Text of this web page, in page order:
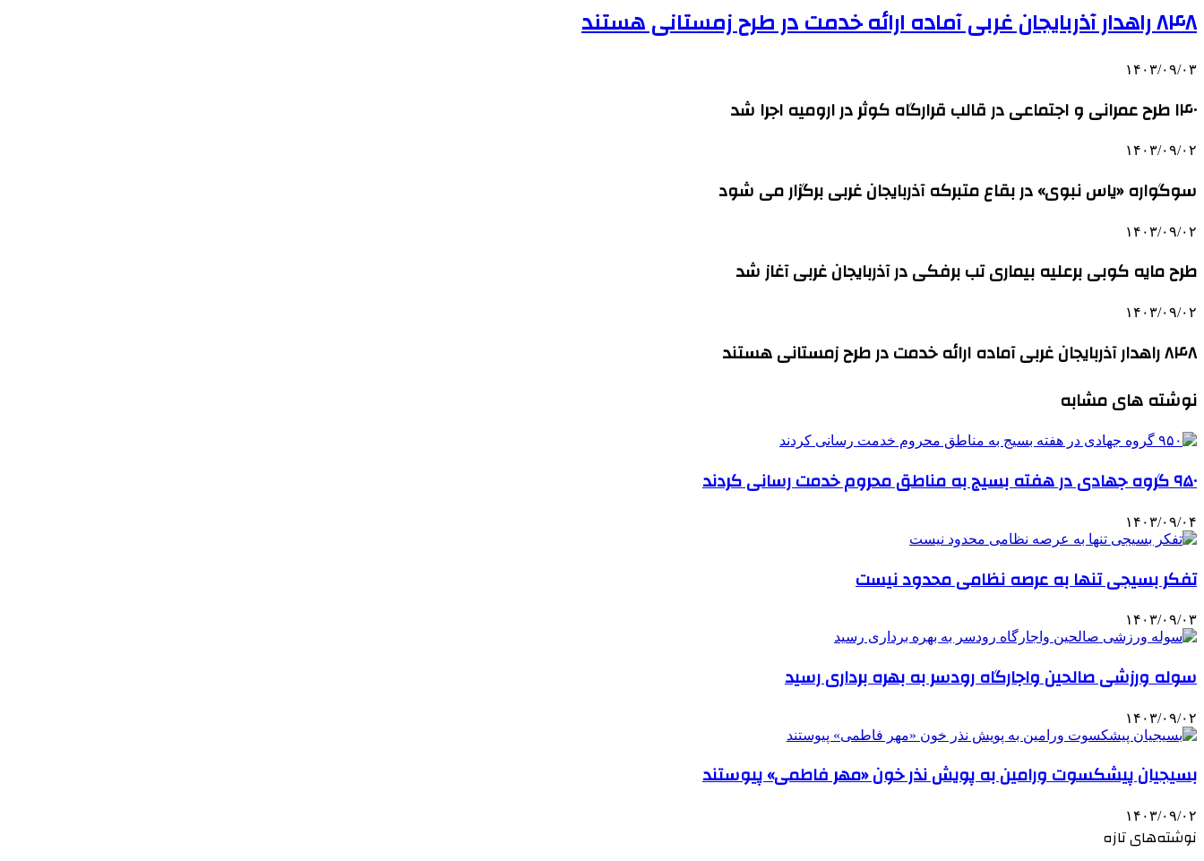
۸۴۸ راهدار آذربایجان غربی آماده ارائه خدمت در طرح زمستانی هستند
۱۴۰۳/۰۹/۰۳
۱۴۰ طرح عمرانی و اجتماعی در قالب قرارگاه کوثر در ارومیه اجرا شد
۱۴۰۳/۰۹/۰۲
سوگواره «یاس نبوی» در بقاع متبرکه آذربایجان‌ غربی برگزار می شود
۱۴۰۳/۰۹/۰۲
طرح مایه کوبی برعلیه بیماری تب برفکی در آذربایجان غربی آغاز شد
۱۴۰۳/۰۹/۰۲
۸۴۸ راهدار آذربایجان غربی آماده ارائه خدمت در طرح زمستانی هستند
نوشته های مشابه
۹۵۰ گروه جهادی در هفته بسیج به مناطق محروم خدمت رسانی کردند
۱۴۰۳/۰۹/۰۴
تفکر بسیجی تنها به عرصه نظامی محدود نیست
۱۴۰۳/۰۹/۰۳
سوله ورزشی صالحین واجارگاه رودسر به بهره برداری رسید
۱۴۰۳/۰۹/۰۲
بسیجیان پیشکسوت ورامین به پویش نذر خون «مهر فاطمی» پیوستند
۱۴۰۳/۰۹/۰۲
نوشته‌های تازه